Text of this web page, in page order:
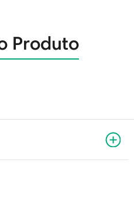
Produto